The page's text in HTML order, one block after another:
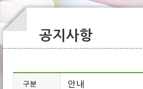
공지사항
구분 안내